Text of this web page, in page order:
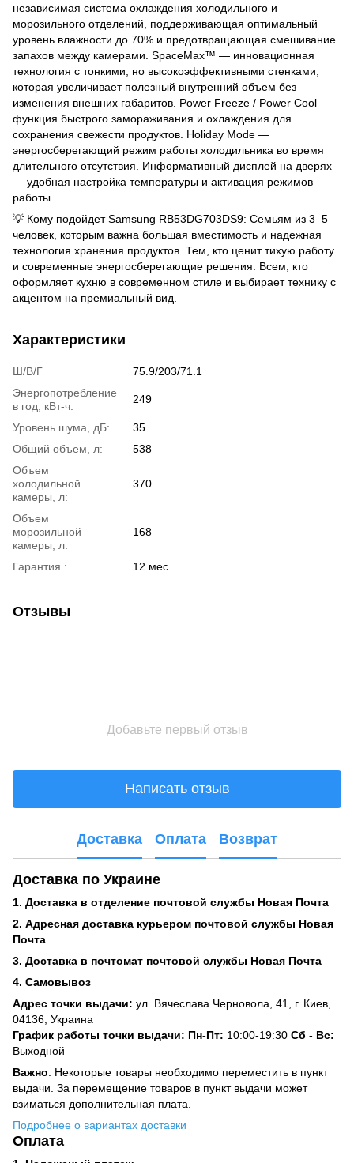
независимая система охлаждения холодильного и
морозильного отделений, поддерживающая оптимальный
уровень влажности до 70% и предотвращающая смешивание
запахов между камерами. SpaceMax™ — инновационная
технология с тонкими, но высокоэффективными стенками,
которая увеличивает полезный внутренний объем без
изменения внешних габаритов. Power Freeze / Power Cool —
функция быстрого замораживания и охлаждения для
сохранения свежести продуктов. Holiday Mode —
энергосберегающий режим работы холодильника во время
длительного отсутствия. Информативный дисплей на дверях
— удобная настройка температуры и активация режимов
работы.
💡 Кому подойдет Samsung RB53DG703DS9: Семьям из 3–5
человек, которым важна большая вместимость и надежная
технология хранения продуктов. Тем, кто ценит тихую работу
и современные энергосберегающие решения. Всем, кто
оформляет кухню в современном стиле и выбирает технику с
акцентом на премиальный вид.
Характеристики
Ш/В/Г
75.9/203/71.1
Энергопотребление
в год, кВт-ч:
249
Уровень шума, дБ:
35
Общий объем, л:
538
Объем
холодильной
камеры, л:
370
Объем
морозильной
камеры, л:
168
Гарантия : 12 мес
Отзывы
Добавьте первый отзыв
Написать отзыв
Доставка Оплата Возврат
Доставка по Украине
1. Доставка в отделение почтовой службы Новая Почта
2. Адресная доставка курьером почтовой службы Новая
Почта
3. Доставка в почтомат почтовой службы Новая Почта
4. Самовывоз
Адрес точки выдачи: ул. Вячеслава Черновола, 41, г. Киев,
04136, Украина
График работы точки выдачи: Пн-Пт: 10:00-19:30 Сб - Вс:
Выходной
Важно: Некоторые товары необходимо переместить в пункт
выдачи. За перемещение товаров в пункт выдачи может
взиматься дополнительная плата.
Подробнее о вариантах доставки
Оплата